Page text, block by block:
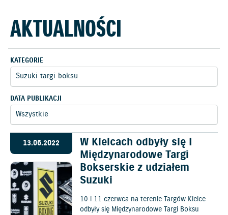
AKTUALNOŚCI
KATEGORIE
DATA PUBLIKACJI
13.06.2022
W Kielcach odbyły się I
Międzynarodowe Targi
Bokserskie z udziałem
Suzuki
10 i 11 czerwca na terenie Targów Kielce
odbyły się Międzynarodowe Targi Boksu